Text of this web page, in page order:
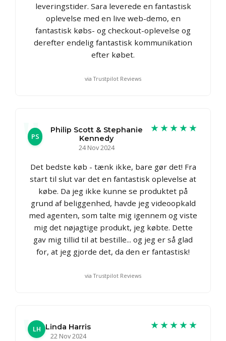
leveringstider. Sara leverede en fantastisk
oplevelse med en live web-demo, en
fantastisk købs- og checkout-oplevelse og
derefter endelig fantastisk kommunikation
efter købet.
via Trustpilot Reviews
PS
Philip Scott & Stephanie
Kennedy
24 Nov 2024
★★★★★
Det bedste køb - tænk ikke, bare gør det! Fra
start til slut var det en fantastisk oplevelse at
købe. Da jeg ikke kunne se produktet på
grund af beliggenhed, havde jeg videoopkald
med agenten, som talte mig igennem og viste
mig det nøjagtige produkt, jeg købte. Dette
gav mig tillid til at bestille... og jeg er så glad
for, at jeg gjorde det, da den er fantastisk!
via Trustpilot Reviews
LH
Linda Harris
22 Nov 2024
★★★★★